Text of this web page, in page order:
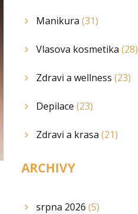
Manikura (31)
Vlasova kosmetika (28)
Zdravi a wellness (23)
Depilace (23)
Zdravi a krasa (21)
ARCHIVY
srpna 2026 (5)